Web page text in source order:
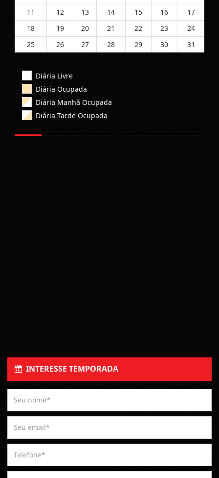
11
12 13 14 15 16
17
18
19 20 21 22 23
24
25
26 27 28 29 30 31
Diária Livre
Diária Ocupada
Diária Manhã Ocupada
Diária Tarde Ocupada
INTERESSE TEMPORADA